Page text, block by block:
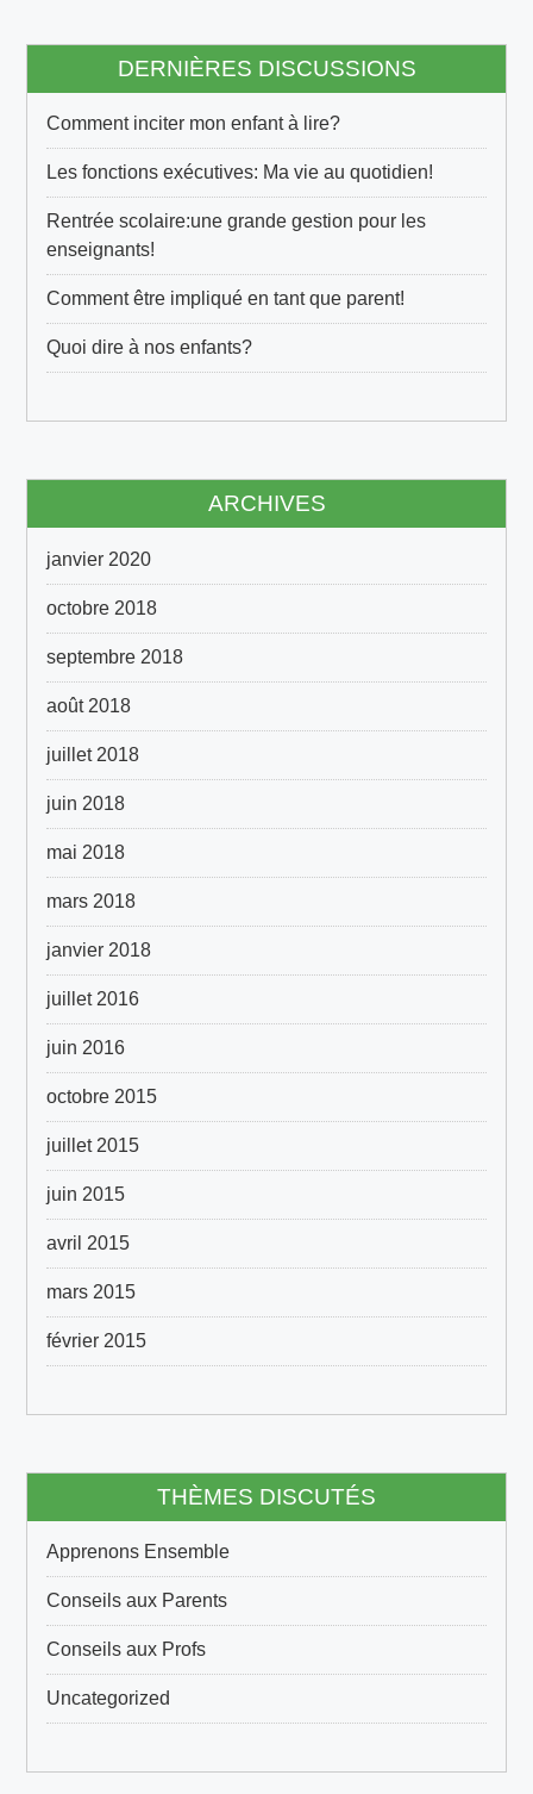
e
a
DERNIÈRES DISCUSSIONS
Comment inciter mon enfant à lire?
Les fonctions exécutives: Ma vie au quotidien!
Rentrée scolaire:une grande gestion pour les
enseignants!
Comment être impliqué en tant que parent!
Quoi dire à nos enfants?
ARCHIVES
janvier 2020
octobre 2018
septembre 2018
août 2018
juillet 2018
juin 2018
mai 2018
mars 2018
janvier 2018
juillet 2016
juin 2016
octobre 2015
juillet 2015
juin 2015
avril 2015
mars 2015
février 2015
THÈMES DISCUTÉS
Apprenons Ensemble
Conseils aux Parents
Conseils aux Profs
Uncategorized